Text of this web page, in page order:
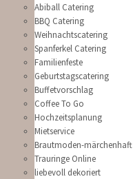
Abiball Catering
BBQ Catering
Weihnachtscatering
Spanferkel Catering
Familienfeste
Geburtstagscatering
Buffetvorschlag
Coffee To Go
Hochzeitsplanung
Mietservice
Brautmoden-märchenhaft
Trauringe Online
liebevoll dekoriert